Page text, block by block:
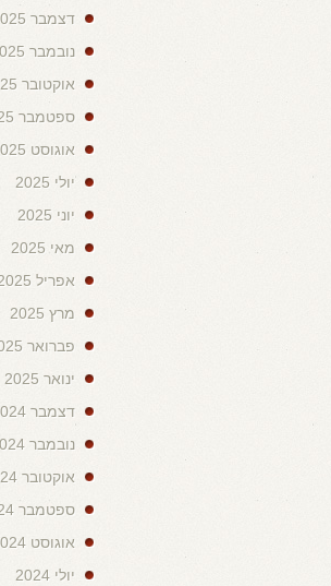
דצמבר 2025
נובמבר 2025
אוקטובר 2025
ספטמבר 2025
אוגוסט 2025
יולי 2025
יוני 2025
מאי 2025
אפריל 2025
מרץ 2025
פברואר 2025
ינואר 2025
דצמבר 2024
נובמבר 2024
אוקטובר 2024
ספטמבר 2024
אוגוסט 2024
יולי 2024